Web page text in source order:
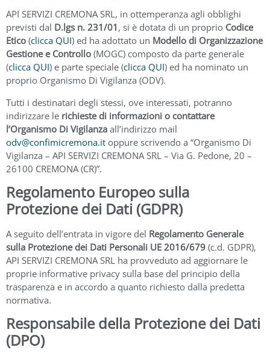
API SERVIZI CREMONA SRL, in ottemperanza agli obblighi
previsti dal D.lgs n. 231/01 , si è dotata di un proprio Codice
Etico (clicca QUI) ed ha adottato un Modello di Organizzazione
Gestione e Controllo (MOGC) composto da parte generale
(clicca QUI) e parte speciale (clicca QUI) ed ha nominato un
proprio Organismo Di Vigilanza (ODV).
Tutti i destinatari degli stessi, ove interessati, potranno
indirizzare le richieste di informazioni o contattare
l’Organismo Di Vigilanza all’indirizzo mail
odv@confimicremona.it oppure scrivendo a “Organismo Di
Vigilanza – API SERVIZI CREMONA SRL – Via G. Pedone, 20 –
26100 CREMONA (CR)”.
Regolamento Europeo sulla
Protezione dei Dati (GDPR)
A seguito dell’entrata in vigore del Regolamento Generale
sulla Protezione dei Dati Personali UE 2016/679 (c.d. GDPR),
API SERVIZI CREMONA SRL ha provveduto ad aggiornare le
proprie informative privacy sulla base del principio della
trasparenza e in accordo a quanto richiesto dalla predetta
normativa.
Responsabile della Protezione dei Dati
(DPO)